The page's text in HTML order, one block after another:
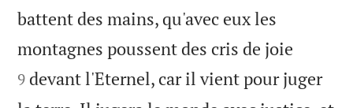
battent des mains, qu'avec eux les
montagnes poussent des cris de joie
9 devant l'Eternel, car il vient pour juger